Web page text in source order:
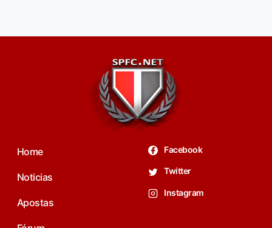
Home
Noticias
Apostas
Facebook
Twitter
Instagram